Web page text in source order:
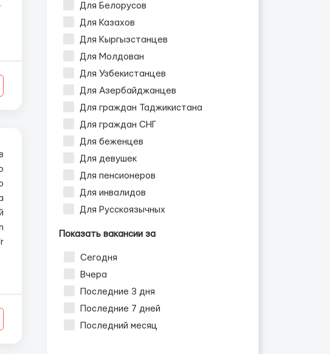
Для Белорусов
Для Казахов
Для Кыргызстанцев
Для Молдован
Для Узбекистанцев
Для Азербайджанцев
Для граждан Таджикистана
Для граждан СНГ
Для беженцев
Для девушек
Для пенсионеров
Для инвалидов
Для Русскоязычных
Показать вакансии за
Сегодня
Вчера
Последние 3 дня
Последние 7 дней
Последний месяц